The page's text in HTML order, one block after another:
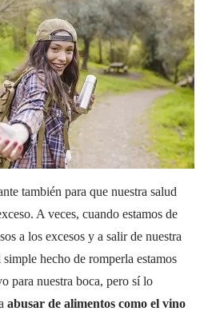
también para que nuestra salud
A veces, cuando estamos de
a los excesos y a salir de nuestra
hecho de romperla estamos
para nuestra boca, pero sí lo
abusar de alimentos como el vino